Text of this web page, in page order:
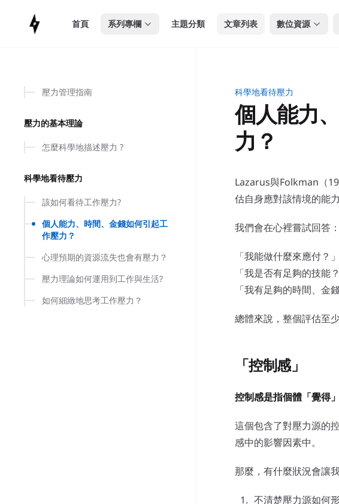
content
首頁
系列專欄 主題分類 文章列表 數位資源
壓力管理指南
壓力的基本理論
怎麼科學地描述壓力 ?
科學地看待壓力
該如何看待工作壓力?
個人能力、時間、金錢如何引起工
作壓力？
心理預期的資源流失也會有壓力？
壓力理論如何運用到工作與生活?
如何細緻地思考工作壓力？
個人能力、時間、金錢
科學地看待壓力
個人能力
力？
Lazarus與Folkman（
估自身應對該情境的能力
我們會在心裡嘗試回答：
「我能做什麼來應付？」
「我是否有足夠的技能？
「我有足夠的時間、金
總體來說，整個評估至
「控制感」
控制感是指個體「覺得
這個包含了對壓力源的
感中的影響因素中。
那麼，有什麼狀況會讓
不清楚壓力源如何